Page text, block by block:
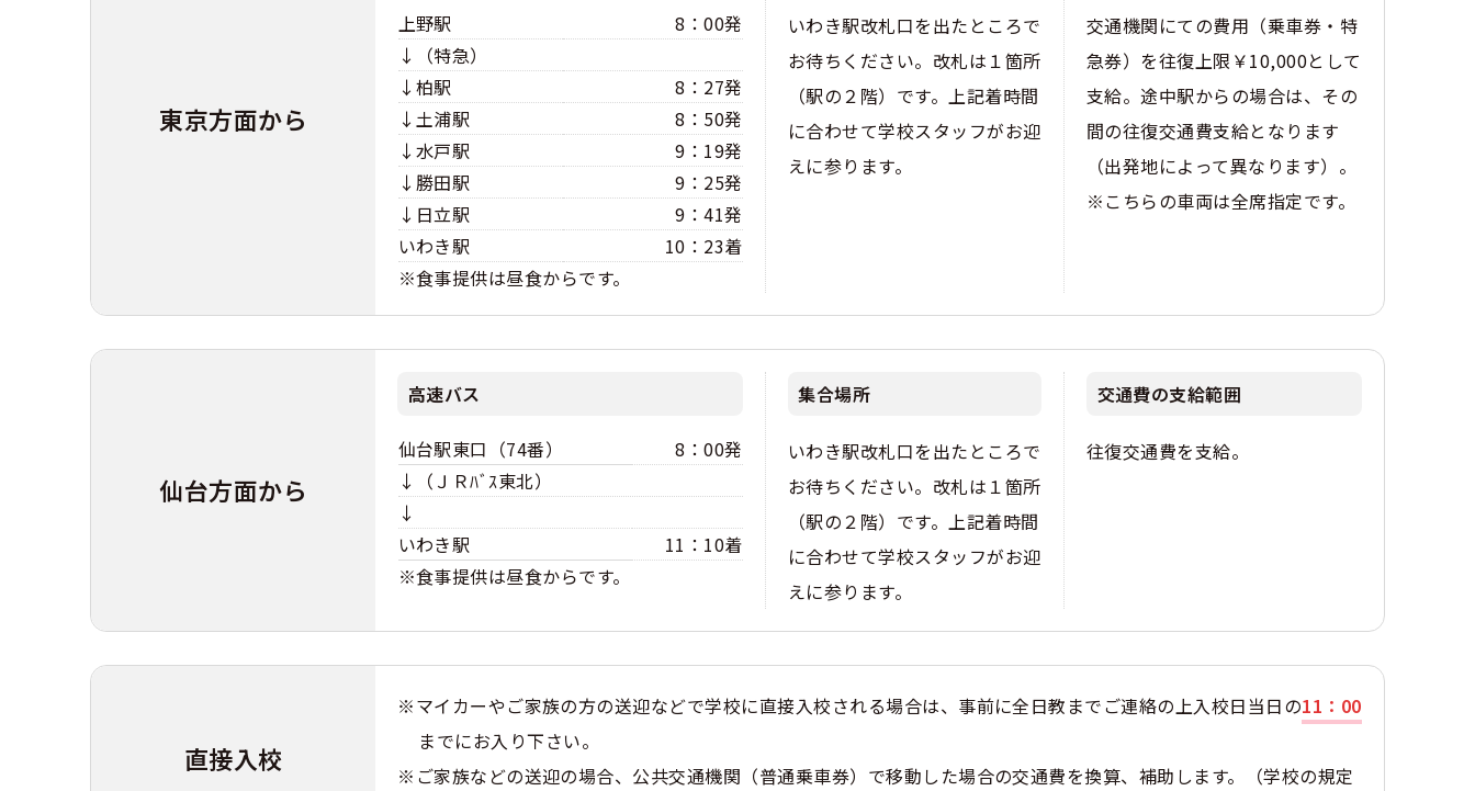
大型二種
合宿免許に必要な持ち物
合宿免許 体験談・口コミ
合宿免許 よくある質問
まるわかり！合宿免許Q＆A
東京方面から
上野駅
8：00発
↓（特急）
↓柏駅
8：27発
↓土浦駅
8：50発
↓水戸駅
9：19発
↓勝田駅
9：25発
↓日立駅
9：41発
いわき駅
10：23着
※食事提供は昼食からです。
いわき駅改札口を出たところで
お待ちください。改札は１箇所
（駅の２階）です。上記着時間
に合わせて学校スタッフがお迎
えに参ります。
交通機関にての費用（乗車券・特
急券）を往復上限￥10,000として
支給。途中駅からの場合は、その
間の往復交通費支給となります
（出発地によって異なります）。
※こちらの車両は全席指定です。
仙台方面から
高速バス
仙台駅東口（74番）
8：00発
↓（ＪＲﾊﾞｽ東北）
↓
いわき駅
11：10着
※食事提供は昼食からです。
集合場所
いわき駅改札口を出たところで
お待ちください。改札は１箇所
（駅の２階）です。上記着時間
に合わせて学校スタッフがお迎
えに参ります。
交通費の支給範囲
往復交通費を支給。
直接入校
※マイカーやご家族の方の送迎などで学校に直接入校される場合は、事前に全日教までご連絡の上入校日当日の11：00
までにお入り下さい。
※ご家族などの送迎の場合、公共交通機関（普通乗車券）で移動した場合の交通費を換算、補助します。（学校の規定